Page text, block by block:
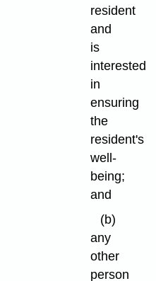
resident
and
is
interested
in
ensuring
the
resident's
well-
being;
and
(b)
any
other
person